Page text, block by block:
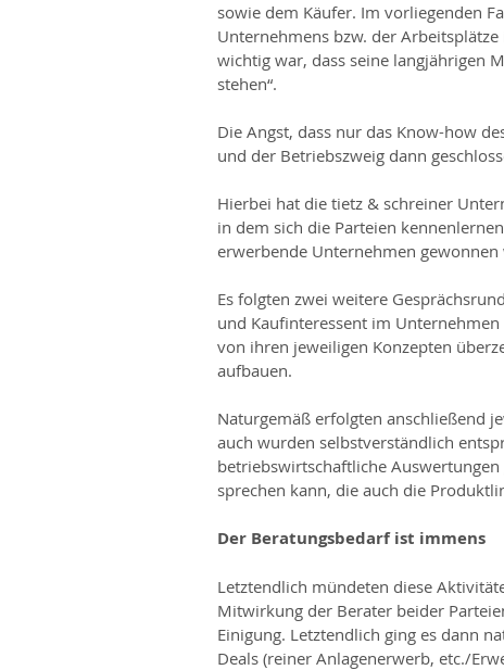
sowie dem Käufer. Im vorliegenden
Unternehmens bzw. der
wichtig war, dass seine langjährigen
stehen“.
Die Angst, dass nur das Know-how
und der Betriebszweig dann
Hierbei hat die tietz & schreiner
in dem sich die Parteien
erwerbende Unternehmen gewonnen
Es folgten zwei weitere
und Kaufinteressent im
von ihren jeweiligen Konzepten
aufbauen.
Naturgemäß erfolgten anschließend
auch wurden selbstverständlich
betriebswirtschaftliche
sprechen kann, die auch die
Der Beratungsbedarf ist immens
Letztendlich mündeten diese
Mitwirkung der Berater beider
Einigung. Letztendlich ging es dann
Deals (reiner Anlagenerwerb, etc./